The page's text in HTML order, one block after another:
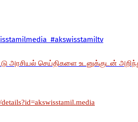
#akswisstamiltv
அரசியல் செய்திகளை உடனுக்குடன்